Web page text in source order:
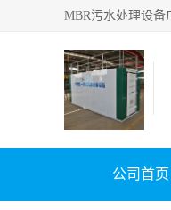
公司首页